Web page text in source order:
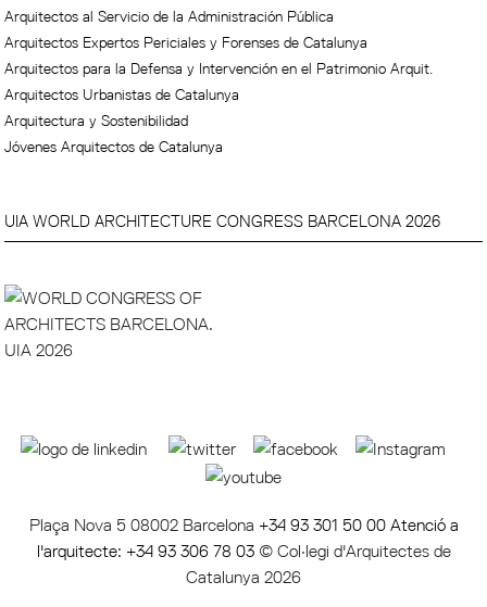
Arquitectos al Servicio de la Administración Pública
Arquitectos Expertos Periciales y Forenses de Catalunya
Arquitectos para la Defensa y Intervención en el Patrimonio Arquit.
Arquitectos Urbanistas de Catalunya
Arquitectura y Sostenibilidad
Jóvenes Arquitectos de Catalunya
UIA WORLD ARCHITECTURE CONGRESS BARCELONA 2026
Plaça Nova 5 08002 Barcelona +34 93 301 50 00 Atenció a
l'arquitecte: +34 93 306 78 03 © Col·legi d'Arquitectes de
Catalunya 2026